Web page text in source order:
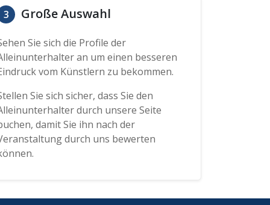
3 Große Auswahl
Sie sich die Profile der
an um einen besseren
vom Künstlern zu bekommen.
Sie sich sicher, dass Sie den
durch unsere Seite
damit Sie ihn nach der
durch uns bewerten